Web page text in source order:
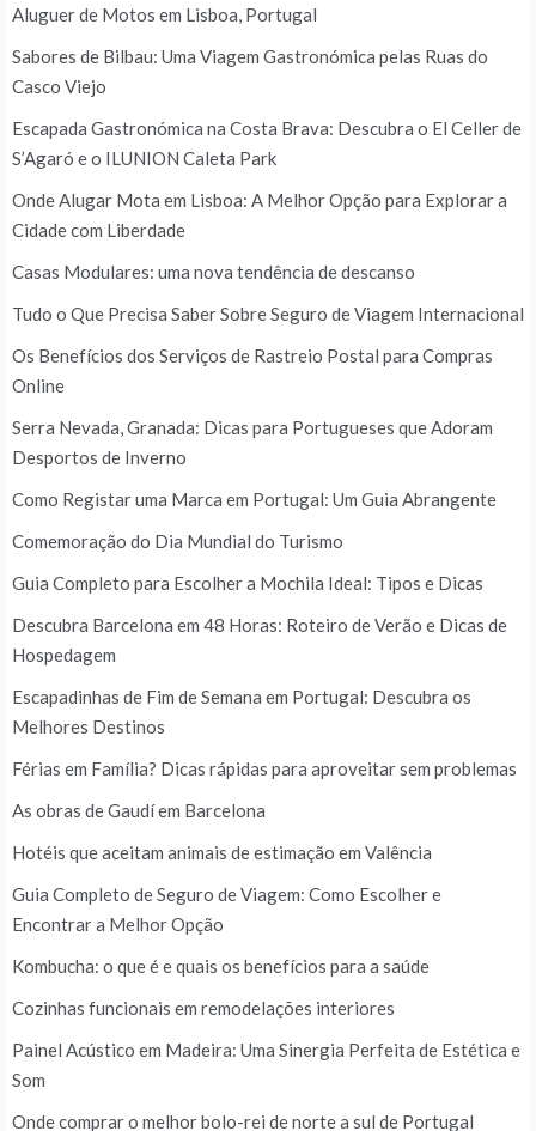
Aluguer de Motos em Lisboa, Portugal
Sabores de Bilbau: Uma Viagem Gastronómica pelas Ruas do
Casco Viejo
Escapada Gastronómica na Costa Brava: Descubra o El Celler de
S’Agaró e o ILUNION Caleta Park
Onde Alugar Mota em Lisboa: A Melhor Opção para Explorar a
Cidade com Liberdade
Casas Modulares: uma nova tendência de descanso
Tudo o Que Precisa Saber Sobre Seguro de Viagem Internacional
Os Benefícios dos Serviços de Rastreio Postal para Compras
Online
Serra Nevada, Granada: Dicas para Portugueses que Adoram
Desportos de Inverno
Como Registar uma Marca em Portugal: Um Guia Abrangente
Comemoração do Dia Mundial do Turismo
Guia Completo para Escolher a Mochila Ideal: Tipos e Dicas
Descubra Barcelona em 48 Horas: Roteiro de Verão e Dicas de
Hospedagem
Escapadinhas de Fim de Semana em Portugal: Descubra os
Melhores Destinos
Férias em Família? Dicas rápidas para aproveitar sem problemas
As obras de Gaudí em Barcelona
Hotéis que aceitam animais de estimação em Valência
Guia Completo de Seguro de Viagem: Como Escolher e
Encontrar a Melhor Opção
Kombucha: o que é e quais os benefícios para a saúde
Cozinhas funcionais em remodelações interiores
Painel Acústico em Madeira: Uma Sinergia Perfeita de Estética e
Som
Onde comprar o melhor bolo-rei de norte a sul de Portugal